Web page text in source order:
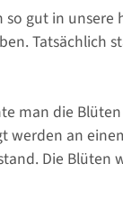
gut in unsere
Tatsächlich
man die
werden an
Die Blüten